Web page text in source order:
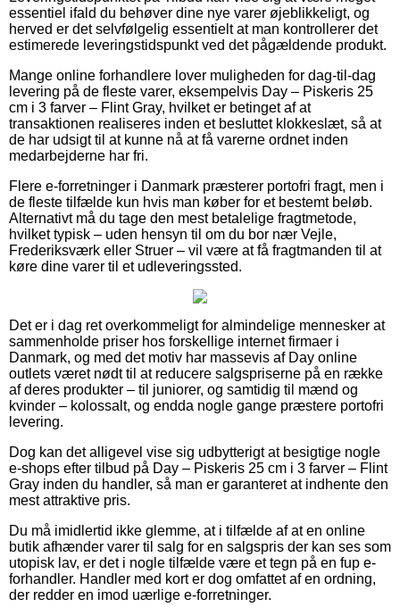
essentiel ifald du behøver dine nye varer øjeblikkeligt, og
herved er det selvfølgelig essentielt at man kontrollerer det
estimerede leveringstidspunkt ved det pågældende produkt.
Mange online forhandlere lover muligheden for dag-til-dag
levering på de fleste varer, eksempelvis Day – Piskeris 25
cm i 3 farver – Flint Gray, hvilket er betinget af at
transaktionen realiseres inden et besluttet klokkeslæt, så at
de har udsigt til at kunne nå at få varerne ordnet inden
medarbejderne har fri.
Flere e-forretninger i Danmark præsterer portofri fragt, men i
de fleste tilfælde kun hvis man køber for et bestemt beløb.
Alternativt må du tage den mest betalelige fragtmetode,
hvilket typisk – uden hensyn til om du bor nær Vejle,
Frederiksværk eller Struer – vil være at få fragtmanden til at
køre dine varer til et udleveringssted.
Det er i dag ret overkommeligt for almindelige mennesker at
sammenholde priser hos forskellige internet firmaer i
Danmark, og med det motiv har massevis af Day online
outlets været nødt til at reducere salgspriserne på en række
af deres produkter – til juniorer, og samtidig til mænd og
kvinder – kolossalt, og endda nogle gange præstere portofri
levering.
Dog kan det alligevel vise sig udbytterigt at besigtige nogle
e-shops efter tilbud på Day – Piskeris 25 cm i 3 farver – Flint
Gray inden du handler, så man er garanteret at indhente den
mest attraktive pris.
Du må imidlertid ikke glemme, at i tilfælde af at en online
butik afhænder varer til salg for en salgspris der kan ses som
utopisk lav, er det i nogle tilfælde være et tegn på en fup e-
forhandler. Handler med kort er dog omfattet af en ordning,
der redder en imod uærlige e-forretninger.